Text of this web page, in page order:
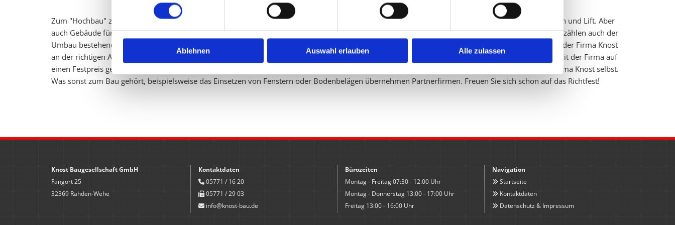
Ablehnen Auswahl erlauben Alle zulassen
Zum "Hoch­bau" zäh­len Spe­zia­lis­ten Pri­vat­häu­ser jeder Größe - vom Ein­fa­mi­li­en­haus über das Dop­pel­haus bis zum Hoch­haus mit vie­len Stock­wer­ken und Lift. Aber
auch Ge­bäu­de für ge­werb­li­che Zwe­cke wie etwa Bü­ro­ge­bäu­de, La­ger- und Fa­brik­hal­len hat die Firma Knost schon er­rich­tet. Zum An­ge­bot der Firma zäh­len auch der
Umbau be­ste­hen­der Ge­bäu­de sowie An­bau- und Ver­grö­ße­rungs­maß­nah­men. Wer z.B. sein Haus um zwei Stock­wer­ke er­hö­hen möch­te, ist auch bei der Firma Knost
an der rich­ti­gen Adres­se. Die Bau­ge­sell­schaft Knost GmbH wird Ihnen für Ihr Pro­jekt zu­nächst einen Preis­vor­schlag ma­chen, und wenn Sie sie sich mit der Firma auf
einen Fest­preis ge­ei­nigt haben, star­tet das Bau­vor­ha­ben schon bald: Mau­rer- und Be­ton­ar­bei­ten sowie Stahl­be­ton­kon­struk­tio­nen über­nimmt die Firma Knost selbst.
Was sonst zum Bau ge­hört, bei­spiels­wei­se das Ein­set­zen von Fens­tern oder Bo­den­be­lä­gen über­neh­men Part­ner­fir­men. Freu­en Sie sich schon auf das Richt­fest!
Knost Baugesellschaft GmbH
Fangort 25
32369 Rahden-Wehe
Kontaktdaten
 05771 / 16 20
05771 / 29 03
 info@knost-bau.de
Bürozeiten
Montag - Freitag 07:30 - 12:00 Uhr
Montag - Donnerstag 13:00 - 17:00 Uhr
Freitag 13:00 - 16:00 Uhr
Navigation
 Startseite
 Kontaktdaten
 Datenschutz & Impressum